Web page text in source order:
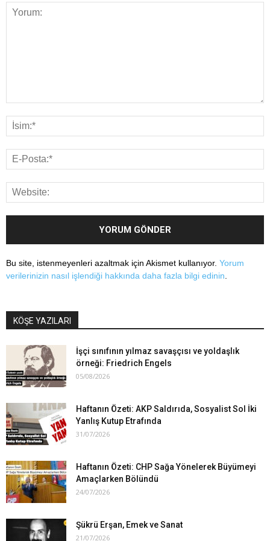
Bu site, istenmeyenleri azaltmak için Akismet kullanıyor. Yorum
verilerinizin nasıl işlendiği hakkında daha fazla bilgi edinin
KÖŞE YAZILARI
İşçi sınıfının yılmaz savaşçısı ve yoldaşlık
örneği: Friedrich Engels
05/08/2026
Haftanın Özeti: AKP Saldırıda, Sosyalist Sol İki
Yanlış Kutup Etrafında
31/07/2026
Haftanın Özeti: CHP Sağa Yönelerek Büyümeyi
Amaçlarken Bölündü
24/07/2026
Şükrü Erşan, Emek ve Sanat
21/07/2026